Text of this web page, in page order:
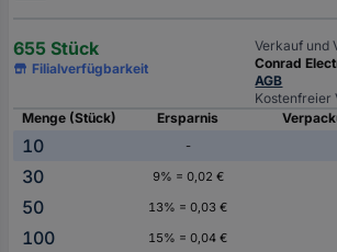
655 Stück
Filialverfügbarkeit
Verkauf und
Conrad
AGB
Kostenfreier
Menge (Stück)
Ersparnis
10 -
30
9% = 0,02 €
50
13% = 0,03 €
100
15% = 0,04 €